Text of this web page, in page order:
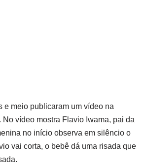
e meio publicaram um vídeo na
vídeo mostra Flavio Iwama, pai da
no início observa em silêncio o
vai corta, o bebê dá uma risada que